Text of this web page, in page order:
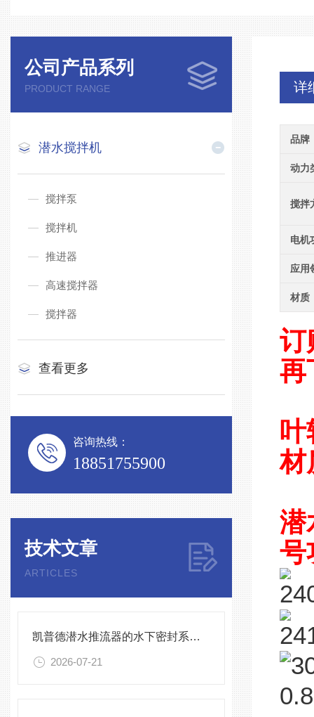
公司产品系列
PRODUCT RANGE
潜水搅拌机
搅拌泵
搅拌机
推进器
高速搅拌器
搅拌器
查看更多
咨询热线：
18851755900
技术文章
ARTICLES
凯普德潜水推流器的水下密封系统维护全流程指南说明
2026-07-21
详
品牌
动力
搅拌
电机
应用
材质
订
再
叶
材
潜
号